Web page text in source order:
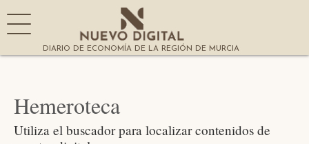
DIARIO DE ECONOMÍA DE LA REGIÓN DE MURCIA
Hemeroteca
Utiliza el buscador para localizar contenidos de